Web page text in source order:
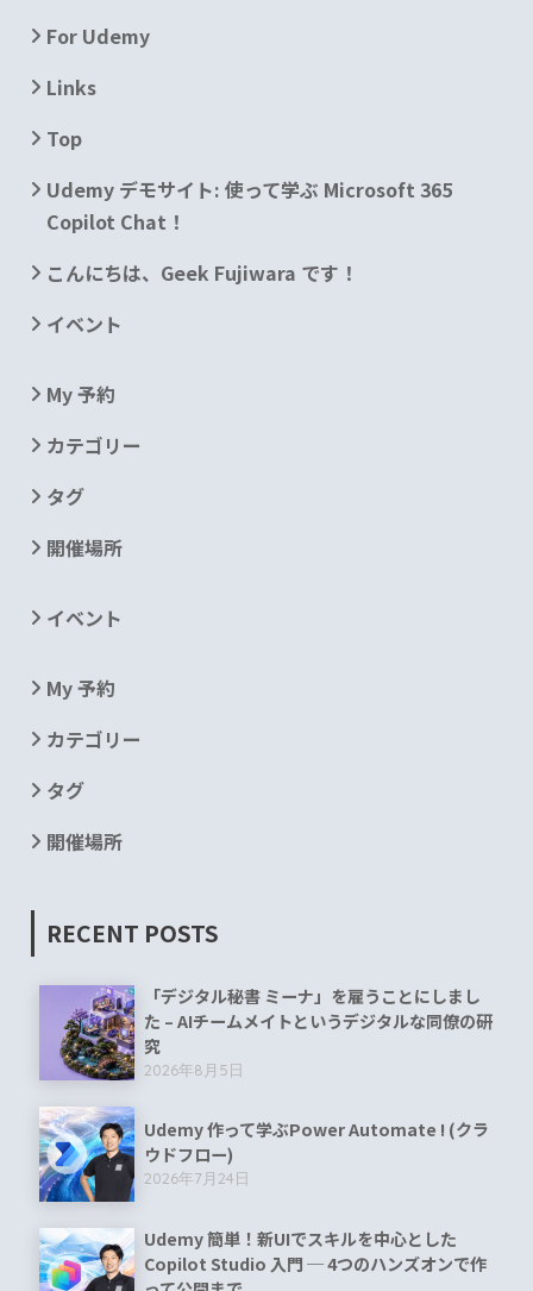
For Udemy
Links
Top
Udemy デモサイト: 使って学ぶ Microsoft 365
Copilot Chat！
こんにちは、Geek Fujiwara です！
イベント
My 予約
カテゴリー
タグ
開催場所
イベント
My 予約
カテゴリー
タグ
開催場所
RECENT POSTS
「デジタル秘書 ミーナ」を雇うことにしまし
た – AIチームメイトというデジタルな同僚の研
究
2026年8月5日
Udemy 作って学ぶPower Automate ! (クラ
ウドフロー)
2026年7月24日
Udemy 簡単！新UIでスキルを中心とした
Copilot Studio 入門 ─ 4つのハンズオンで作